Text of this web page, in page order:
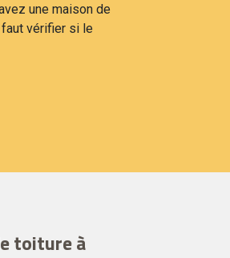
une maison de
faut vérifier si le
toiture à